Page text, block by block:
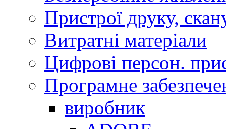
Пристрої друку,
Витратні матеріали
Цифрові персон.
Програмне
виробник